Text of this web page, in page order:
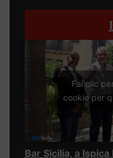
Fai clic
cookie per
Bar Sicilia, a